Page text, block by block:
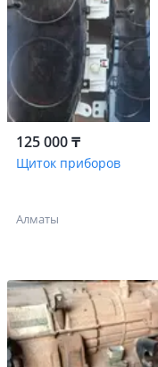
125 000 ₸
Щиток приборов
Алматы